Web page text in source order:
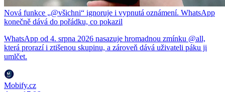
Nová funkce „@všichni“ ignoruje i vypnutá oznámení. WhatsApp
konečně dává do pořádku, co pokazil
WhatsApp od 4. srpna 2026 nasazuje hromadnou zmínku @all,
která prorazí i ztišenou skupinu, a zároveň dává uživateli páku ji
umlčet.
Mobify.cz